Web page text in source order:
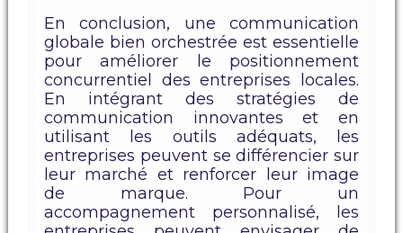
En conclusion, une communication
globale bien orchestrée est essentielle
pour améliorer le positionnement
concurrentiel des entreprises locales.
En intégrant des stratégies de
communication innovantes et en
utilisant les outils adéquats, les
entreprises peuvent se différencier sur
leur marché et renforcer leur image
de marque. Pour un
accompagnement personnalisé, les